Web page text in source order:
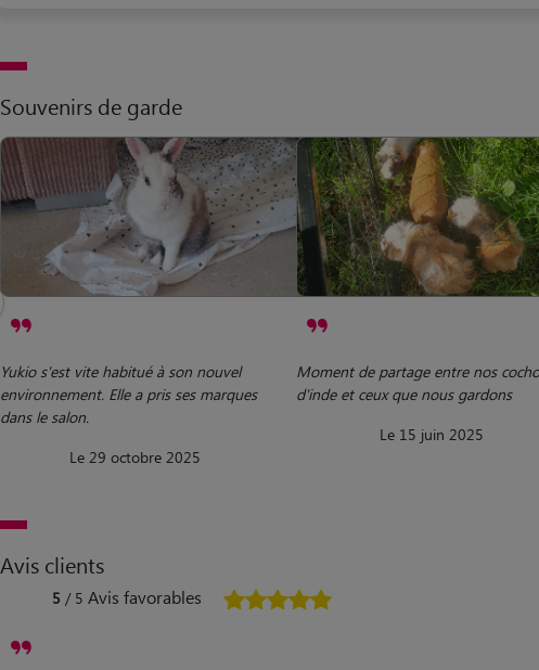
Souvenirs de garde
Yukio s'est vite habitué à son nouvel
environnement. Elle a pris ses marques
dans le salon.
Le 29 octobre 2025
Moment de partage entre nos
d'inde et ceux que nous gardons
Le 15 juin 2025
Avis clients
5 / 5 Avis favorables